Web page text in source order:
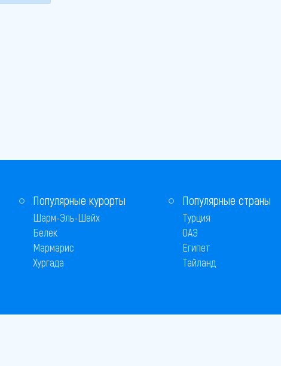
Популярные курорты
Шарм-Эль-Шейх
Белек
Мармарис
Хургада
Популярные страны
Турция
ОАЭ
Египет
Тайланд